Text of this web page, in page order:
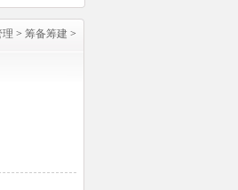
理 > 筹备筹建 >